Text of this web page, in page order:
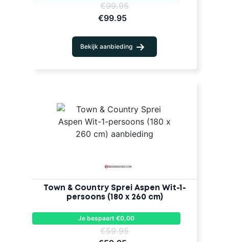
€99.95
€99.95
Bekijk aanbieding
Town & Country Sprei Aspen Wit-1-
persoons (180 x 260 cm)
Je bespaart €0,00
€59.95